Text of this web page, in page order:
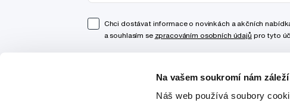
Na vašem soukromí nám záleží
Náš web používá soubory
Chci dostávat informace o novinkách a akčních
a souhlasím se zpracováním osobních údajů pro tyto